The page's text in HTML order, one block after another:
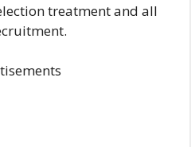
treatment and all